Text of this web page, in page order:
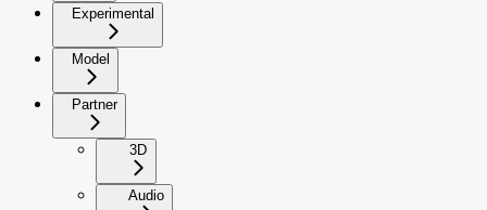
Experimental
Model
Partner
3D
Audio